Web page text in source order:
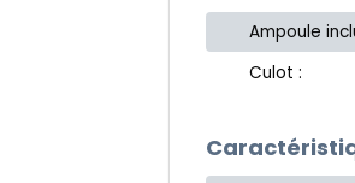
Ampoule
Culot :